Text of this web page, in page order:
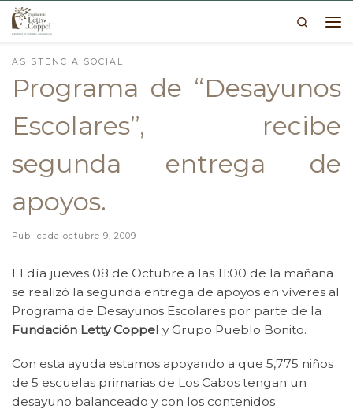
Skip to content
Search
ASISTENCIA SOCIAL
Programa de “Desayunos
Escolares”, recibe
segunda entrega de
apoyos.
Publicada octubre 9, 2009
El día jueves 08 de Octubre a las 11:00 de la mañana
se realizó la segunda entrega de apoyos en víveres al
Programa de Desayunos Escolares por parte de la
Fundación Letty Coppel y Grupo Pueblo Bonito.
Con esta ayuda estamos apoyando a que 5,775 niños
de 5 escuelas primarias de Los Cabos tengan un
desayuno balanceado y con los contenidos